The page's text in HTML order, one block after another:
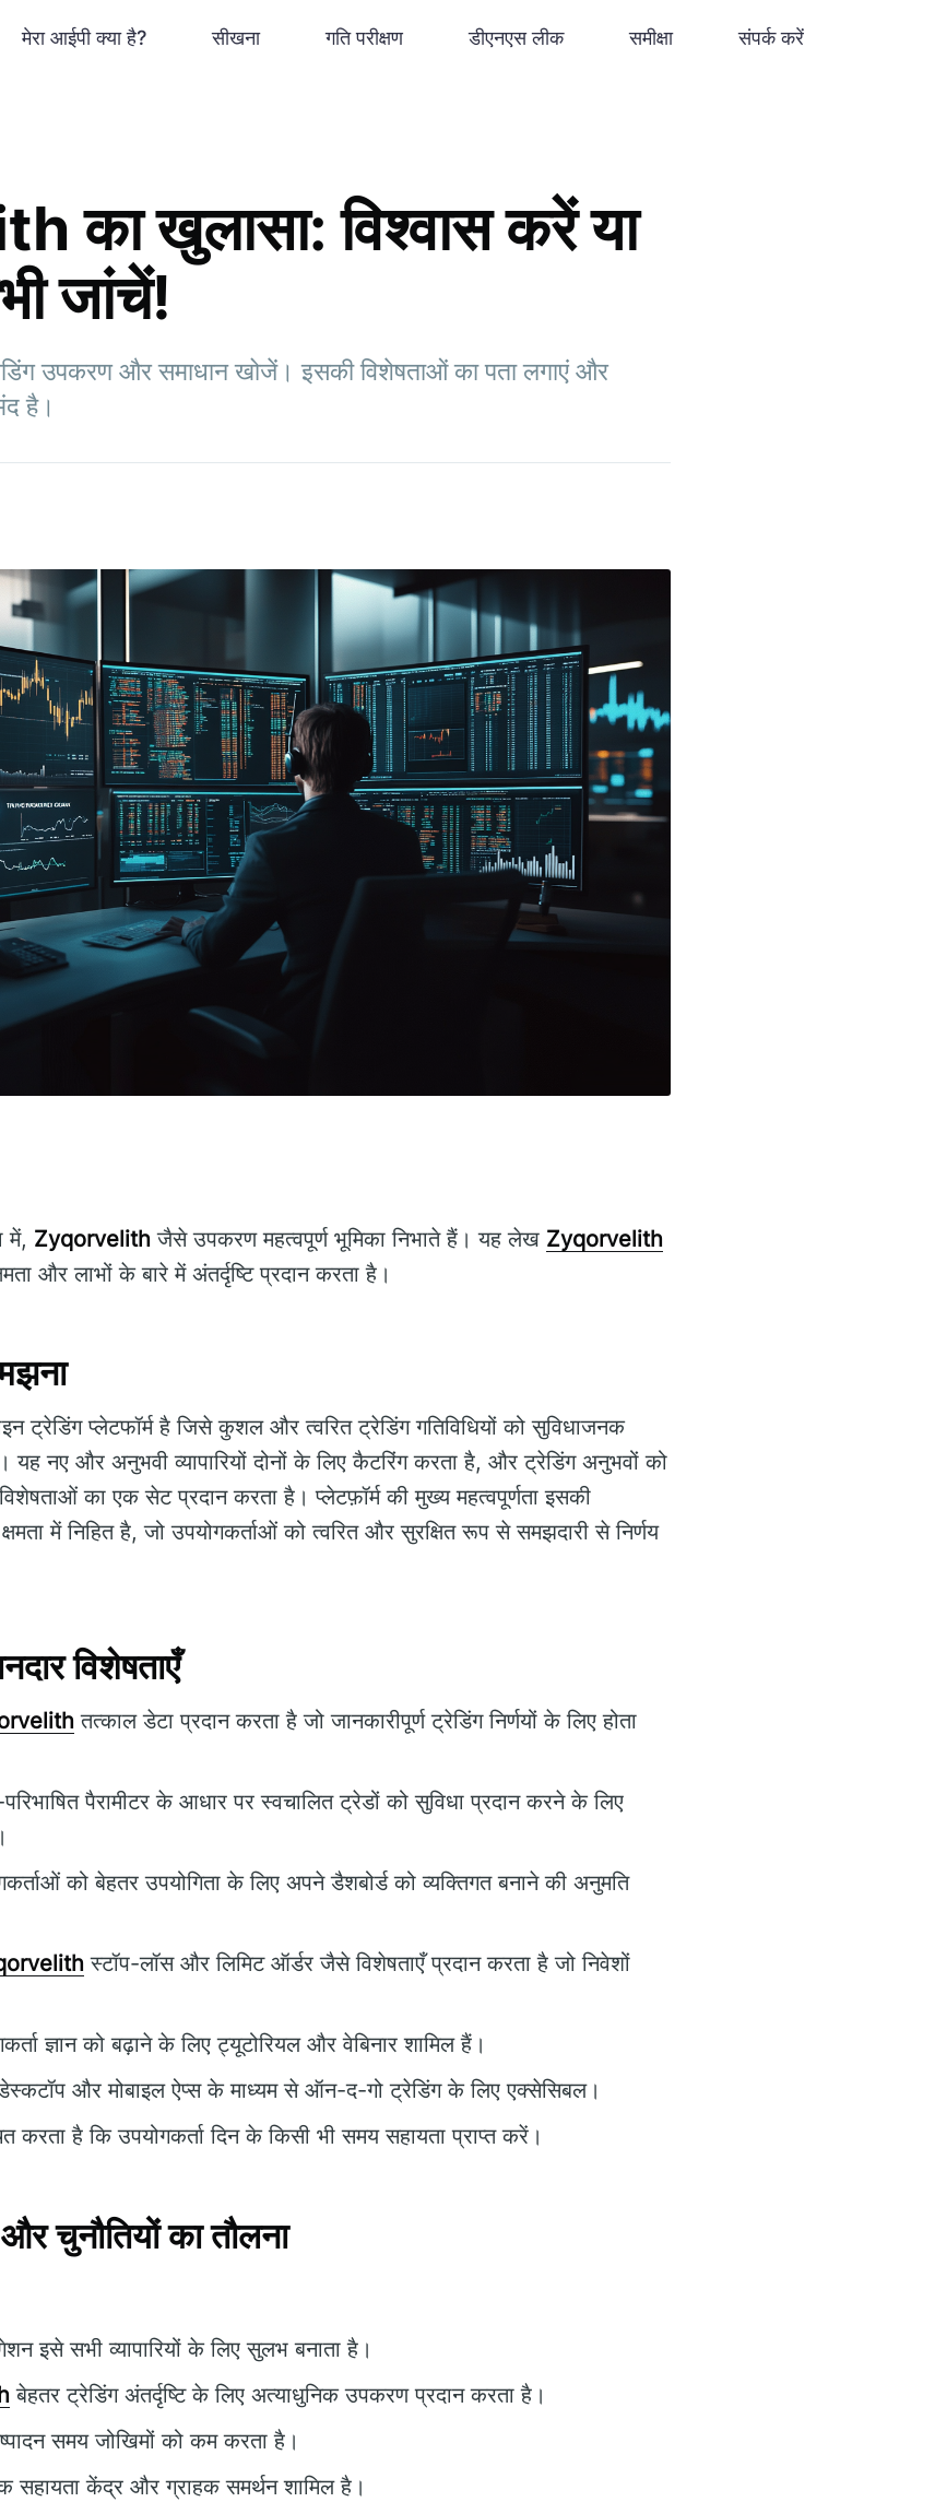
मेरा आईपी क्या है? सीखना गति परीक्षण डीएनएस लीक समीक्षा संपर्क करें
का खुलासा: विश्वास करें या
जांचें!
उपकरण और समाधान खोजें। इसकी विशेषताओं का पता लगाएं और
है।
में, Zyqorvelith जैसे उपकरण महत्वपूर्ण भूमिका निभाते हैं। यह लेख Zyqorvelith
और लाभों के बारे में अंतर्दृष्टि प्रदान करता है।
ट्रेडिंग प्लेटफॉर्म है जिसे कुशल और त्वरित ट्रेडिंग गतिविधियों को सुविधाजनक
यह नए और अनुभवी व्यापारियों दोनों के लिए कैटरिंग करता है, और ट्रेडिंग अनुभवों को
का एक सेट प्रदान करता है। प्लेटफ़ॉर्म की मुख्य महत्वपूर्णता इसकी
में निहित है, जो उपयोगकर्ताओं को त्वरित और सुरक्षित रूप से समझदारी से निर्णय
विशेषताएँ
तत्काल डेटा प्रदान करता है जो जानकारीपूर्ण ट्रेडिंग निर्णयों के लिए होता
परिभाषित पैरामीटर के आधार पर स्वचालित ट्रेडों को सुविधा प्रदान करने के लिए
को बेहतर उपयोगिता के लिए अपने डैशबोर्ड को व्यक्तिगत बनाने की अनुमति
स्टॉप-लॉस और लिमिट ऑर्डर जैसे विशेषताएँ प्रदान करता है जो निवेशों
ज्ञान को बढ़ाने के लिए ट्यूटोरियल और वेबिनार शामिल हैं।
और मोबाइल ऐप्स के माध्यम से ऑन-द-गो ट्रेडिंग के लिए एक्सेसिबल।
करता है कि उपयोगकर्ता दिन के किसी भी समय सहायता प्राप्त करें।
चुनौतियों का तौलना
इसे सभी व्यापारियों के लिए सुलभ बनाता है।
बेहतर ट्रेडिंग अंतर्दृष्टि के लिए अत्याधुनिक उपकरण प्रदान करता है।
समय जोखिमों को कम करता है।
सहायता केंद्र और ग्राहक समर्थन शामिल है।